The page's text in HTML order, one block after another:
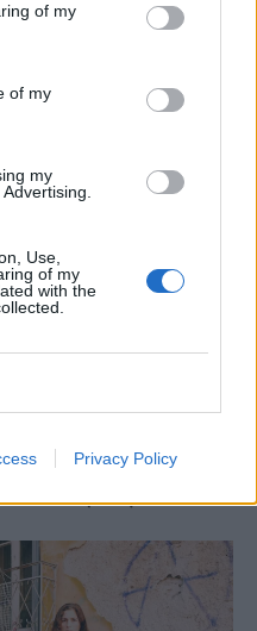
of my
of my
my
Use,
of my
with the
Privacy Policy
εκπέμπει
Θεάτρου του
της παράστασης;
για δυο μέρες
να
να ανακαλύψουμε
να τον